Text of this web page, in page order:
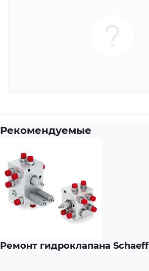
Рекомендуемые
Ремонт гидроклапана Schaeff